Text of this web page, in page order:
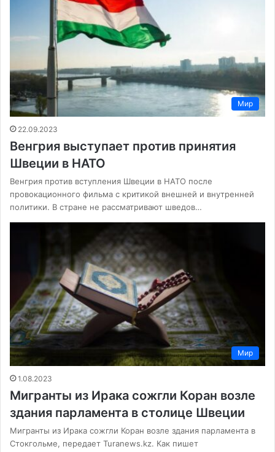
Мир
22.09.2023
Венгрия выступает против принятия
Швеции в НАТО
Венгрия против вступления Швеции в НАТО после
провокационного фильма с критикой внешней и внутренней
политики. В стране не рассматривают шведов…
Мир
1.08.2023
Мигранты из Ирака сожгли Коран возле
здания парламента в столице Швеции
Мигранты из Ирака сожгли Коран возле здания парламента в
Стокгольме, передает Turanews.kz. Как пишет